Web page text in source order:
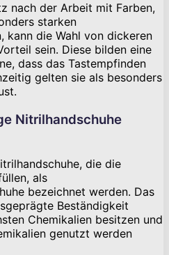
nach der Arbeit mit Farben,
starken
kann die Wahl von dickeren
sein. Diese bilden eine
dass das Tastempfinden
gelten sie als besonders
Nitrilhandschuhe
die die
als
bezeichnet werden. Das
Beständigkeit
Chemikalien besitzen und
genutzt werden